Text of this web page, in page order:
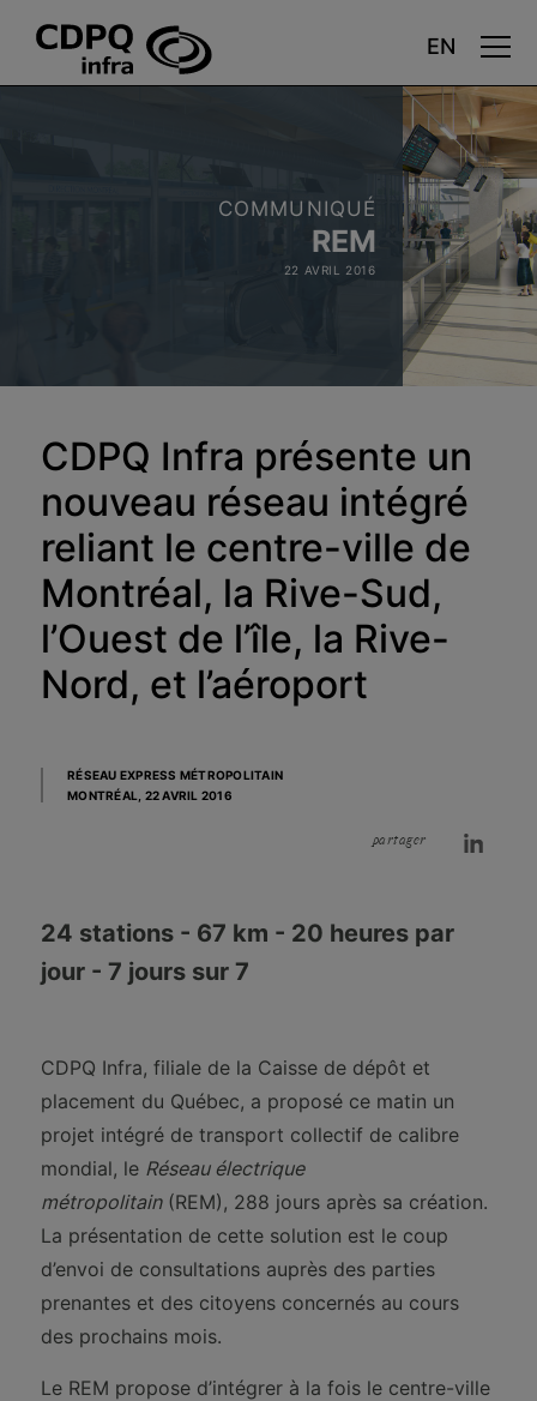
COMMUNIQUÉ
REM
22 AVRIL 2016
CDPQ Infra présente un
nouveau réseau intégré
reliant le centre-ville de
Montréal, la Rive-Sud,
l’Ouest de l’île, la Rive-
Nord, et l’aéroport
RÉSEAU EXPRESS MÉTROPOLITAIN
MONTRÉAL, 22 AVRIL 2016
partager
24 stations - 67 km - 20 heures par
jour - 7 jours sur 7
CDPQ Infra, filiale de la Caisse de dépôt et
placement du Québec, a proposé ce matin un
projet intégré de transport collectif de calibre
mondial, le Réseau électrique
métropolitain(REM), 288 jours après sa création.
La présentation de cette solution est le coup
d’envoi de consultations auprès des parties
prenantes et des citoyens concernés au cours
des prochains mois.
Le REM propose d’intégrer à la fois le centre-ville